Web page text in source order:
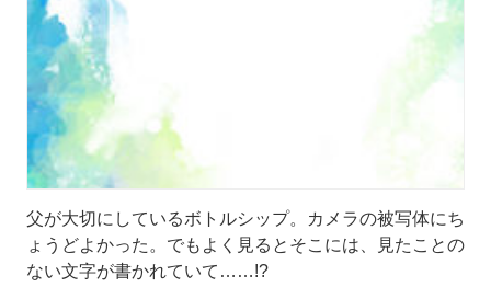
父が大切にしているボトルシップ。カメラの被写体にち
ょうどよかった。でもよく見るとそこには、見たことの
ない文字が書かれていて……!?